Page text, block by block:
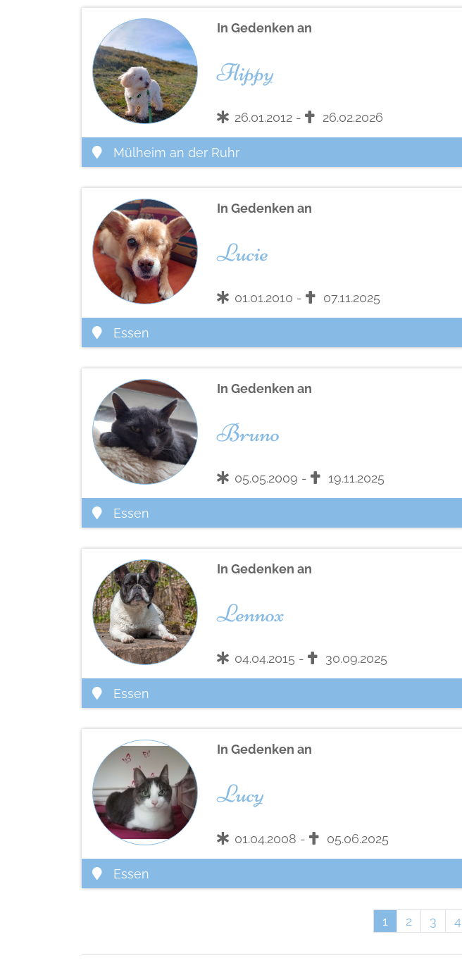
In Gedenken an
Flippy
26.01.2012 - 26.02.2026
Mülheim an der Ruhr
In Gedenken an
Lucie
01.01.2010 - 07.11.2025
Essen
In Gedenken an
Bruno
05.05.2009 - 19.11.2025
Essen
In Gedenken an
Lennox
04.04.2015 - 30.09.2025
Essen
In Gedenken an
Lucy
01.04.2008 - 05.06.2025
Essen
1 2 3 4